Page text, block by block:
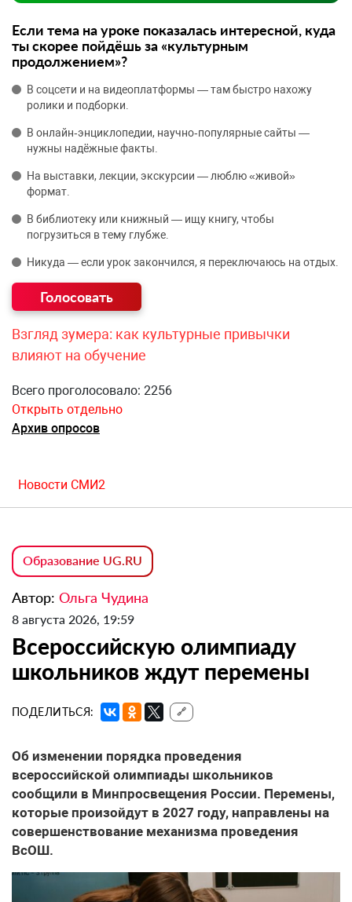
Если тема на уроке показалась интересной, куда
ты скорее пойдёшь за «культурным
продолжением»?
В соцсети и на видеоплатформы — там быстро нахожу
ролики и подборки.
В онлайн‑энциклопедии, научно‑популярные сайты —
нужны надёжные факты.
На выставки, лекции, экскурсии — люблю «живой»
формат.
В библиотеку или книжный — ищу книгу, чтобы
погрузиться в тему глубже.
Никуда — если урок закончился, я переключаюсь на отдых.
Взгляд зумера: как культурные привычки
влияют на обучение
Всего проголосовало: 2256
Открыть отдельно
Архив опросов
Новости СМИ2
Образование UG.RU
Автор: Ольга Чудина
8 августа 2026, 19:59
Всероссийскую олимпиаду
школьников ждут перемены
ПОДЕЛИТЬСЯ: 🔗
Об изменении порядка проведения
всероссийской олимпиады школьников
сообщили в Минпросвещения России. Перемены,
которые произойдут в 2027 году, направлены на
совершенствование механизма проведения
ВсОШ.